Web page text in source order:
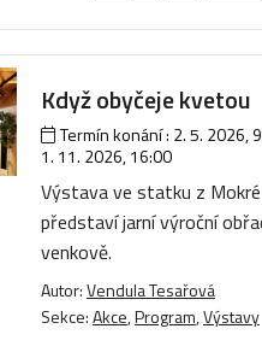
Když obyčeje kvetou
Termín konání : 2. 5. 2026,
1. 11. 2026, 16:00
Výstava ve statku z
představí jarní výroční
venkově.
Autor:Vendula Tesařová
Sekce:Akce,Program,Výstavy